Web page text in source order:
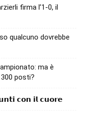
firma l’1-0, il
qualcuno dovrebbe
ma è
posti?
𝗰𝗼𝗻 𝗶𝗹 𝗰𝘂𝗼𝗿𝗲